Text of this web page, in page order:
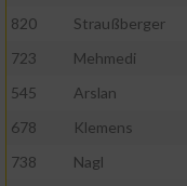
820
Straußberger
723
Mehmedi
545
Arslan
678
Klemens
738
Nagl